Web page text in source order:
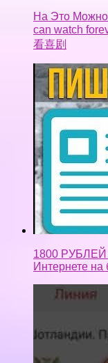
На Это Можно
can watch
看喜剧
1800 РУБЛЕЙ
Интернете на